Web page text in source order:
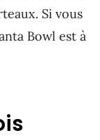
Si vous
Bowl est à